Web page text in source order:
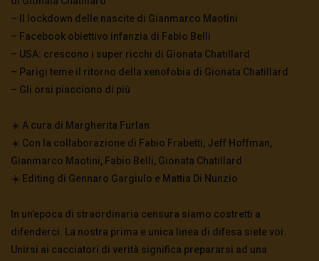
– Il lockdown delle nascite di Gianmarco Maotini
– Facebook obiettivo infanzia di Fabio Belli
– USA: crescono i super ricchi di Gionata Chatillard
– Parigi teme il ritorno della xenofobia di Gionata Chatillard
– Gli orsi piacciono di più
☀️ A cura di Margherita Furlan
☀️ Con la collaborazione di Fabio Frabetti, Jeff Hoffman,
Gianmarco Maotini, Fabio Belli, Gionata Chatillard
☀️ Editing di Gennaro Gargiulo e Mattia Di Nunzio
In un’epoca di straordinaria censura siamo costretti a
difenderci. La nostra prima e unica linea di difesa siete voi.
Unirsi ai cacciatori di verità significa prepararsi ad una